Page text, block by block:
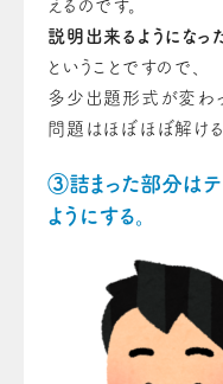
えるのです。
説明出来るようにな
ということですので、
多少出題形式が変わっ
問題はほぼほぼ解ける
③詰まった部分はテ
ようにする。